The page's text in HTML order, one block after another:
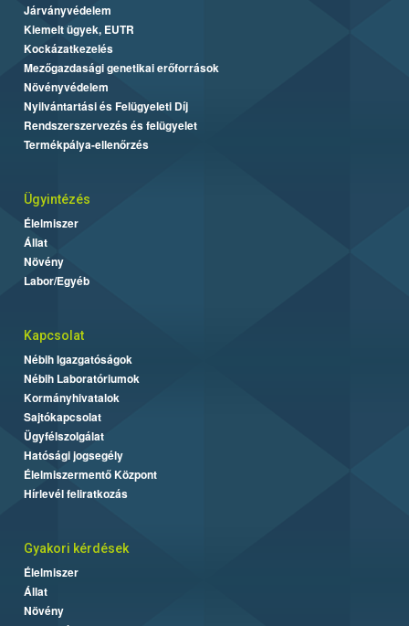
Járványvédelem
Kiemelt ügyek, EUTR
Kockázatkezelés
Mezőgazdasági genetikai erőforrások
Növényvédelem
Nyilvántartási és Felügyeleti Díj
Rendszerszervezés és felügyelet
Termékpálya-ellenőrzés
Ügyintézés
Élelmiszer
Állat
Növény
Labor/Egyéb
Kapcsolat
Nébih Igazgatóságok
Nébih Laboratóriumok
Kormányhivatalok
Sajtókapcsolat
Ügyfélszolgálat
Hatósági jogsegély
Élelmiszermentő Központ
Hírlevél feliratkozás
Gyakori kérdések
Élelmiszer
Állat
Növény